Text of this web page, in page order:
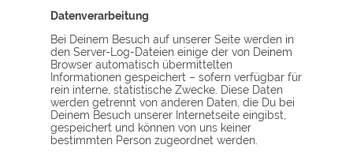
Datenverarbeitung
Bei Deinem Besuch auf unserer Seite werden in
den Server-Log-Dateien einige der von Deinem
Browser automatisch übermittelten
Informationen gespeichert – sofern verfügbar für
rein interne, statistische Zwecke. Diese Daten
werden getrennt von anderen Daten, die Du bei
Deinem Besuch unserer Internetseite eingibst,
gespeichert und können von uns keiner
bestimmten Person zugeordnet werden.